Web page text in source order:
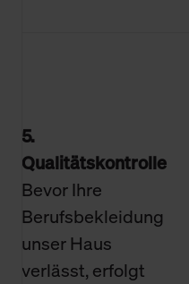
5.
Qualitätskontrolle
Bevor Ihre
Berufsbekleidung
unser Haus
verlässt, erfolgt